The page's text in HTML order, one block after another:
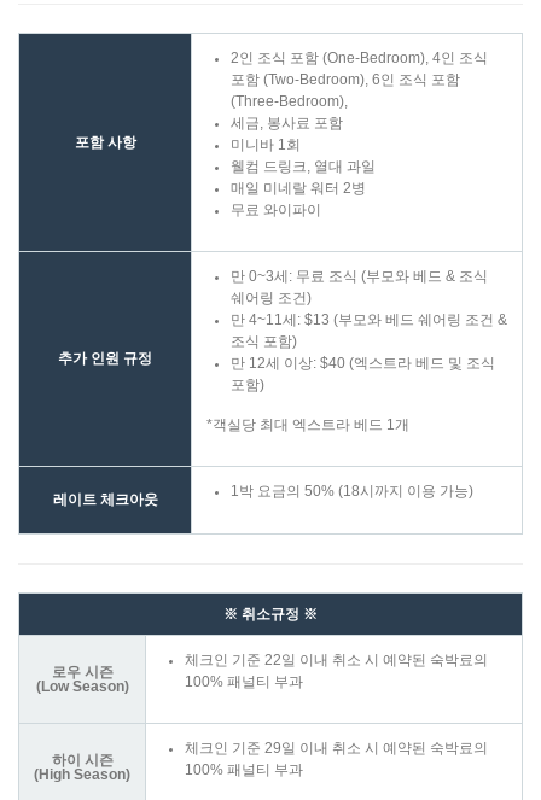
포함 사항
2인 조식 포함 (One-Bedroom), 4인 조식
포함 (Two-Bedroom), 6인 조식 포함
(Three-Bedroom),
세금, 봉사료 포함
미니바 1회
웰컴 드링크, 열대 과일
매일 미네랄 워터 2병
무료 와이파이
추가 인원 규정
만 0~3세: 무료 조식 (부모와 베드 & 조식
쉐어링 조건)
만 4~11세: $13 (부모와 베드 쉐어링 조건 &
조식 포함)
만 12세 이상: $40 (엑스트라 베드 및 조식
포함)
*객실당 최대 엑스트라 베드 1개
레이트 체크아웃
1박 요금의 50% (18시까지 이용 가능)
※ 취소규정 ※
로우 시즌
(Low Season)
체크인 기준 22일 이내 취소 시 예약된 숙박료의
100% 패널티 부과
하이 시즌
(High Season)
체크인 기준 29일 이내 취소 시 예약된 숙박료의
100% 패널티 부과